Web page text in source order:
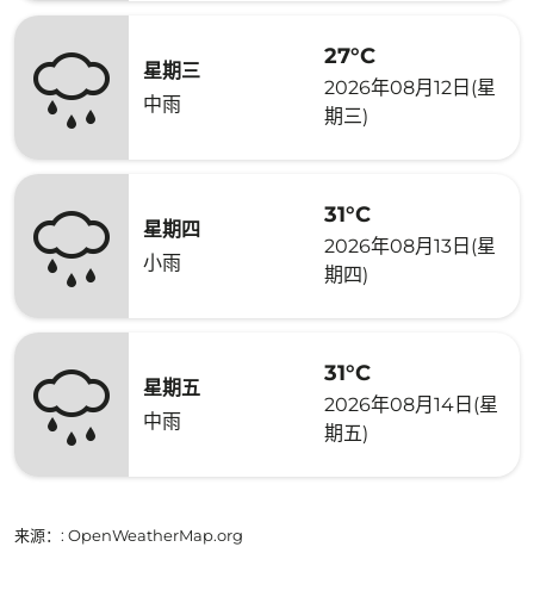
星期三
中雨
27°C
2026年08月12日(星
期三)
星期四
小雨
31°C
2026年08月13日(星
期四)
星期五
中雨
31°C
2026年08月14日(星
期五)
来源： : OpenWeatherMap.org